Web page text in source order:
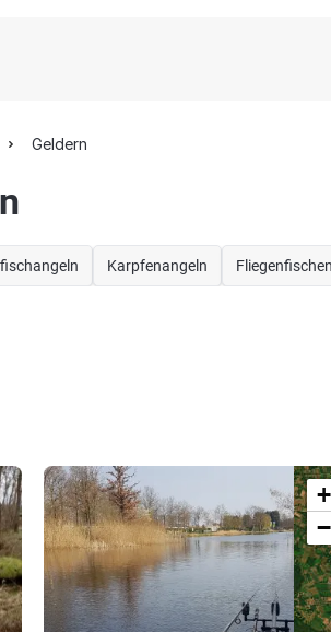
Geldern
Karpfenangeln Fliegenfischen
+
−